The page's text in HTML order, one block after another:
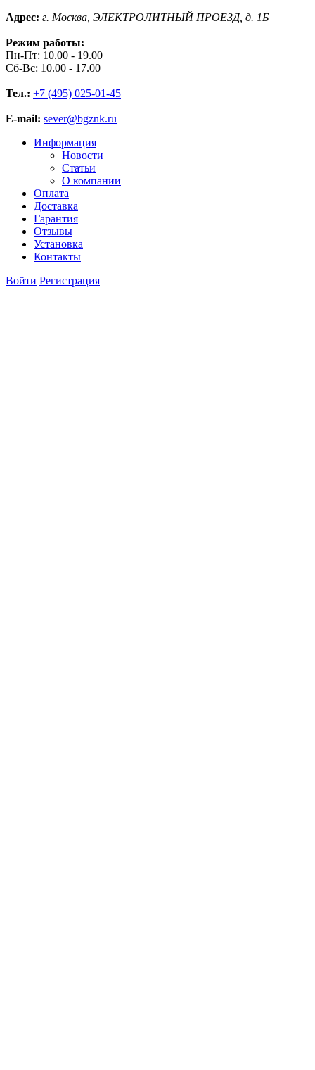
Адрес: г. Москва, ЭЛЕКТРОЛИТНЫЙ ПРОЕЗД, д. 1Б
Режим работы:
Пн-Пт: 10.00 - 19.00
Сб-Вс: 10.00 - 17.00
Тел.: +7 (495) 025-01-45
E-mail: sever@bgznk.ru
Информация
Новости
Статьи
О компании
Оплата
Доставка
Гарантия
Отзывы
Установка
Контакты
Войти Регистрация